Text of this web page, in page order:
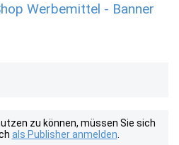
Werbemittel - Banner
zu können, müssen Sie sich
als Publisher anmelden